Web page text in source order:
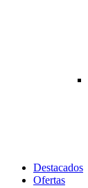
Destacados
Ofertas